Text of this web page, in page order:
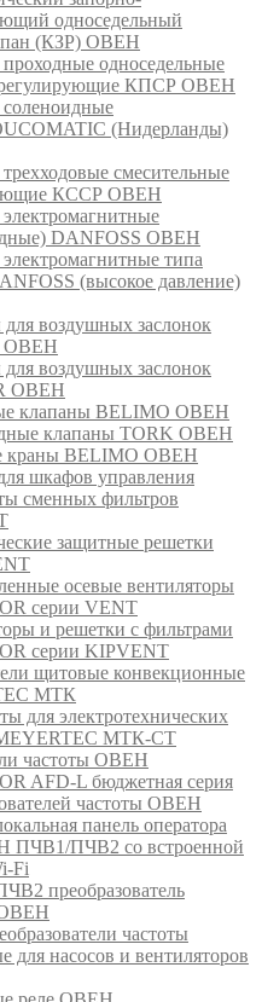
односедельный
(КЗР) ОВЕН
односедельные
регулирующие КПСР ОВЕН
(Нидерланды)
смесительные
КССР ОВЕН
DANFOSS ОВЕН
типа
(высокое давление)
воздушных заслонок
ОВЕН
воздушных заслонок
ОВЕН
клапаны BELIMO ОВЕН
клапаны TORK ОВЕН
краны BELIMO ОВЕН
шкафов управления
сменных фильтров
защитные решетки
осевые вентиляторы
серии VENT
и решетки с фильтрами
серии KIPVENT
щитовые конвекционные
МТК
для электротехнических
МТК-СТ
частоты ОВЕН
AFD-L бюджетная серия
частоты ОВЕН
панель оператора
ПЧВ1/ПЧВ2 со встроенной
Fi
преобразователь
ОВЕН
частоты
для насосов и вентиляторов